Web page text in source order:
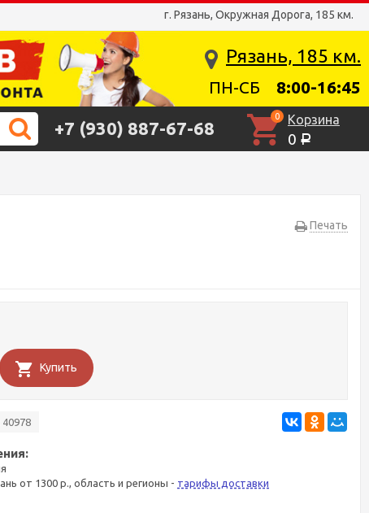
г. Рязань, Окружная Дорога, 185 км.
Рязань, 185 км.
ПН-СБ 8:00-16:45
+7 (930) 887-67-68
0 Корзина
0 Р
Печать
Купить
от 1300 р., область и регионы - тарифы доставки